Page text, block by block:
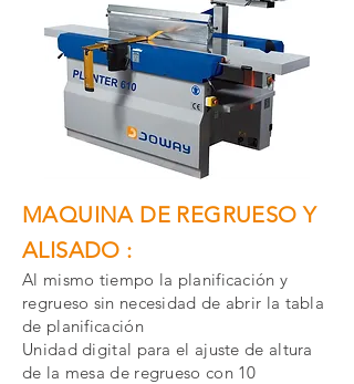
MAQUINA DE REGRUESO Y
ALISADO :
Al mismo tiempo la planificación y
regrueso sin necesidad de abrir la tabla
de planificación
Unidad digital para el ajuste de altura
de la mesa de regrueso con 10